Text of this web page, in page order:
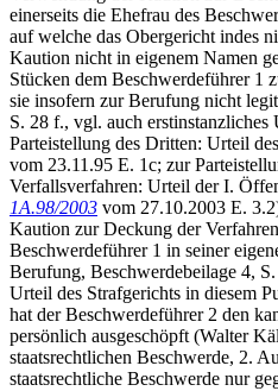
einerseits die Ehefrau des
auf welche das Obergericht indes
Kaution nicht in eigenem Namen
Stücken dem Beschwerdeführer 1
sie insofern zur Berufung nicht
S. 28 f., vgl. auch
Parteistellung des Dritten: Urteil
vom 23.11.95 E. 1c; zur
Verfallsverfahren: Urteil der I.
1A.98/2003 vom 27.10.2003 E.
Kaution zur Deckung der
Beschwerdeführer 1 in seiner
Berufung, Beschwerdebeilage 4,
Urteil des Strafgerichts in diesem
hat der Beschwerdeführer 2 den
persönlich ausgeschöpft (Walter
staatsrechtlichen Beschwerde, 2.
staatsrechtliche Beschwerde nur